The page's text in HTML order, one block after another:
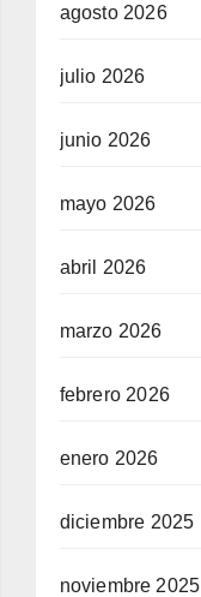
agosto 2026
julio 2026
junio 2026
mayo 2026
abril 2026
marzo 2026
febrero 2026
enero 2026
diciembre 2025
noviembre 2025